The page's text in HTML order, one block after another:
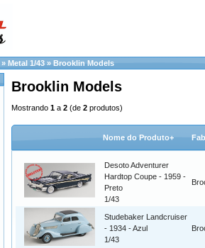
» Metal 1/43 » Brooklin Models
Brooklin Models
Mostrando 1 a 2 (de 2 produtos)
Nome do Produto+
Desoto Adventurer
Hardtop Coupe - 1959 -
Preto
1/43
Studebaker Landcruiser
- 1934 - Azul
1/43